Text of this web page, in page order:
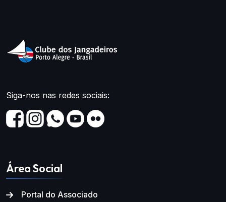
Siga-nos nas redes sociais:
Área Social
Portal do Associado